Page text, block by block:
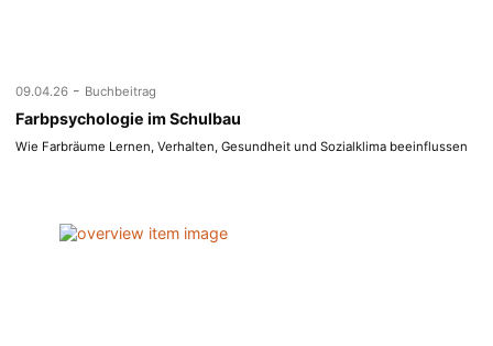
09.04.26 - Buchbeitrag
Farbpsychologie im Schulbau
Wie Farbräume Lernen, Verhalten, Gesundheit und Sozialklima beeinflussen